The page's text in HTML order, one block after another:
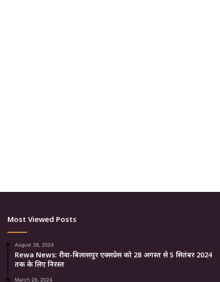
Most Viewed Posts
August 28, 2024
Rewa News: रीवा-बिलासपुर एक्सप्रेस को 28 अगस्त से 5 सितंबर 2024
तक के लिए निरस्त
March 26, 2024